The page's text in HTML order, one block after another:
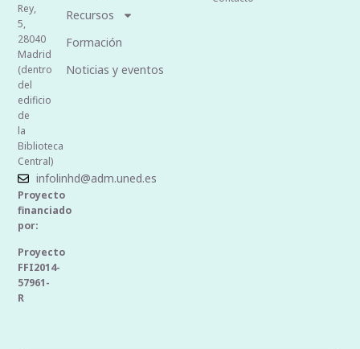
Rey,
5,
28040
Madrid
(dentro
del
edificio
de
la
Biblioteca
Central)
infolinhd@adm.uned.es
Proyecto
financiado
por:
Proyecto
FFI2014-
57961-
R
Recursos
Formación
Noticias y eventos